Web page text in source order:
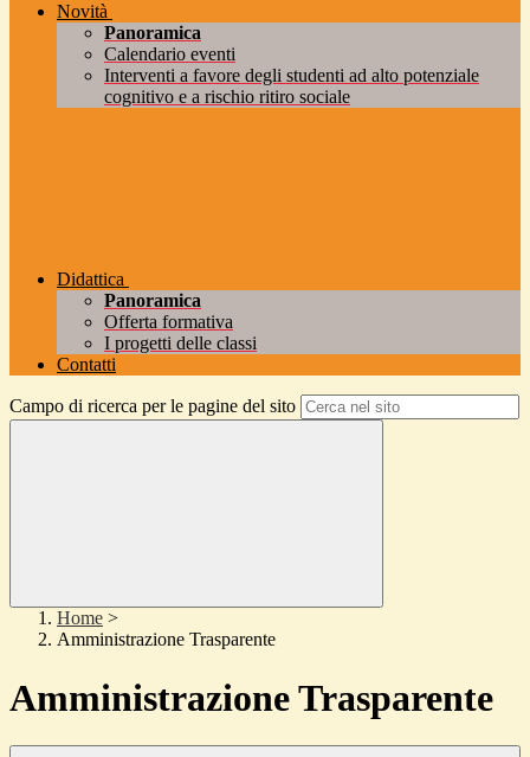
Novità
Panoramica
Calendario eventi
Interventi a favore degli studenti ad alto potenziale
cognitivo e a rischio ritiro sociale
Didattica
Panoramica
Offerta formativa
I progetti delle classi
Contatti
Campo di ricerca per le pagine del sito
Home >
Amministrazione Trasparente
Amministrazione Trasparente